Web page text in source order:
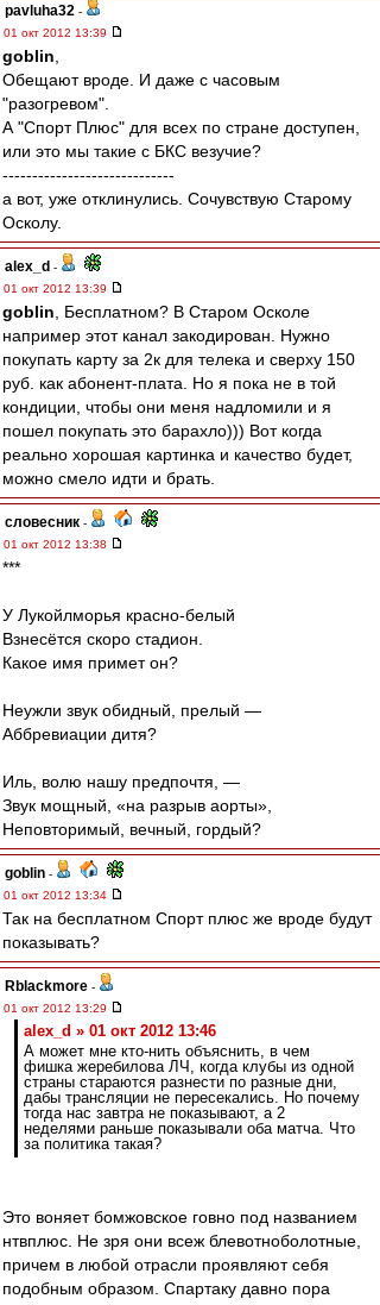
pavluha32 -
01 окт 2012 13:39
goblin
Обещают вроде. И даже с часовым
"разогревом".
А "Спорт Плюс" для всех по стране доступен,
или это мы такие с БКС везучие?
-----------------------------
а вот, уже отклинулись. Сочувствую Старому
Осколу.
alex_d -
01 окт 2012 13:39
goblin , Бесплатном? В Старом Осколе
например этот канал закодирован. Нужно
покупать карту за 2к для телека и сверху 150
руб. как абонент-плата. Но я пока не в той
кондиции, чтобы они меня надломили и я
пошел покупать это барахло))) Вот когда
реально хорошая картинка и качество будет,
можно смело идти и брать.
словесник -
01 окт 2012 13:38
***
У Лукойлморья красно-белый
Взнесётся скоро стадион.
Какое имя примет он?
Неужли звук обидный, прелый —
Аббревиации дитя?
Иль, волю нашу предпочтя, —
Звук мощный, «на разрыв аорты»,
Неповторимый, вечный, гордый?
goblin -
01 окт 2012 13:34
Так на бесплатном Спорт плюс же вроде будут
показывать?
Rblackmore -
01 окт 2012 13:29
alex_d » 01 окт 2012 13:46
А может мне кто-нить объяснить, в чем
фишка жеребилова ЛЧ, когда клубы из одной
страны стараются разнести по разные дни,
дабы трансляции не пересекались. Но почему
тогда нас завтра не показывают, а 2
неделями раньше показывали оба матча. Что
за политика такая?
Это воняет бомжовское говно под названием
нтвплюс. Не зря они всеж блевотноболотные,
причем в любой отрасли проявляют себя
подобным образом. Спартаку давно пора